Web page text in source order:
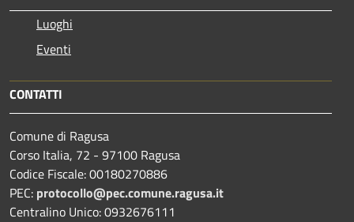
Luoghi
Eventi
CONTATTI
Comune di Ragusa
Corso Italia, 72 - 97100 Ragusa
Codice Fiscale: 00180270886
PEC: protocollo@pec.comune.ragusa.it
Centralino Unico: 0932676111